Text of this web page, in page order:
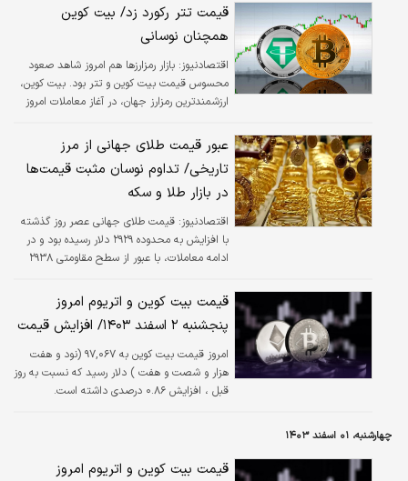
قیمت تتر رکورد زد/ بیت کوین
همچنان نوسانی
اقتصادنیوز: بازار رمزارزها هم امروز شاهد صعود
محسوس قیمت بیت کوین و تتر بود. بیت کوین،
ارزشمندترین رمزارز جهان، در آغاز معاملات امروز
معاملات، در همین محدوده نوسان داد. ارزش این
۸۲ دلار رسید.
عبور قیمت طلای جهانی از مرز
تاریخی/ تداوم نوسان مثبت قیمت‌ها
در بازار طلا و سکه
اقتصادنیوز: قیمت طلای جهانی عصر روز گذشته
با افزایش به محدوده ۲۹۲۹ دلار رسیده بود و در
ادامه معاملات، با عبور از سطح مقاومتی ۲۹۳۸
جدیدی را ثبت کرد.
قیمت بیت کوین و اتریوم امروز
پنجشنبه ۲ اسفند ۱۴۰۳/ افزایش قیمت
امروز قیمت بیت کوین به ۹۷,۰۶۷ (نود و هفت
هزار و شصت و هفت ) دلار رسید که نسبت به روز
قبل ، افزایش ۰.۸۶ درصدی داشته است.
چهارشنبه، ۰۱ اسفند ۱۴۰۳
قیمت بیت کوین و اتریوم امروز